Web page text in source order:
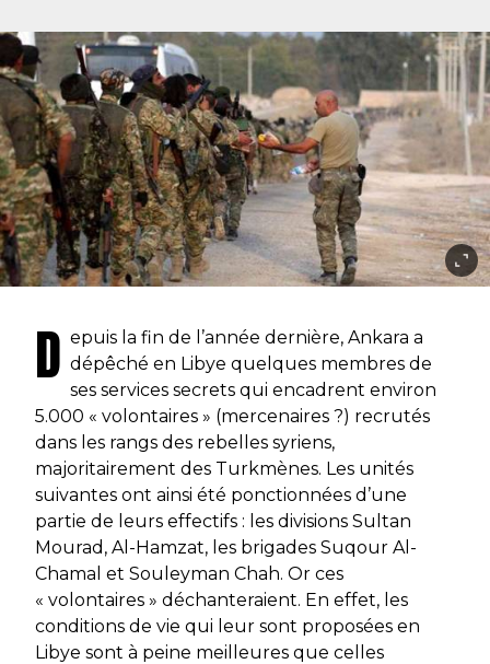
D epuis la fin de l’année dernière, Ankara a
dépêché en Libye quelques membres de
ses services secrets qui encadrent environ
5.000 « volontaires » (mercenaires ?) recrutés
dans les rangs des rebelles syriens,
majoritairement des Turkmènes. Les unités
suivantes ont ainsi été ponctionnées d’une
partie de leurs effectifs : les divisions Sultan
Mourad, Al-Hamzat, les brigades Suqour Al-
Chamal et Souleyman Chah. Or ces
« volontaires » déchanteraient. En effet, les
conditions de vie qui leur sont proposées en
Libye sont à peine meilleures que celles